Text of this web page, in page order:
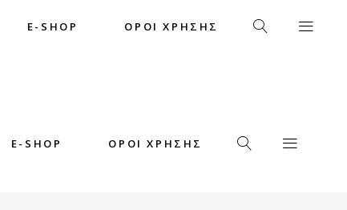
E-SHOP ΟΡΟΙ ΧΡΗΣΗΣ
E-SHOP ΟΡΟΙ ΧΡΗΣΗΣ